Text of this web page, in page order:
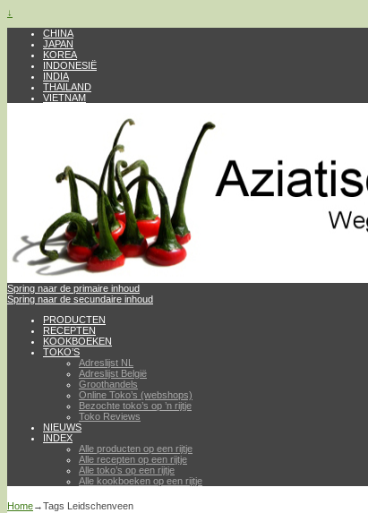
↓
CHINA
JAPAN
KOREA
INDONESIË
INDIA
THAILAND
VIETNAM
Spring naar de primaire inhoud
Spring naar de secundaire inhoud
PRODUCTEN
RECEPTEN
KOOKBOEKEN
TOKO’S
Adreslijst NL
Adreslijst België
Groothandels
Online Toko’s (webshops)
Bezochte toko’s op ’n rijtje
Toko Reviews
NIEUWS
INDEX
Alle producten op een rijtje
Alle recepten op een rijtje
Alle toko’s op een rijtje
Alle kookboeken op een rijtje
Home→Tags Leidschenveen